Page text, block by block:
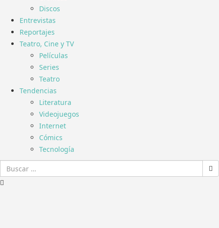
Discos
Entrevistas
Reportajes
Teatro, Cine y TV
Películas
Series
Teatro
Tendencias
Literatura
Videojuegos
Internet
Cómics
Tecnología
Buscar: